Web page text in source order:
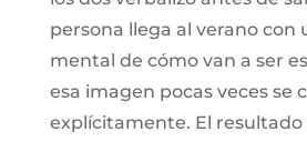
persona llega al verano con
mental de cómo van a ser
esa imagen pocas veces se
explícitamente. El resultado